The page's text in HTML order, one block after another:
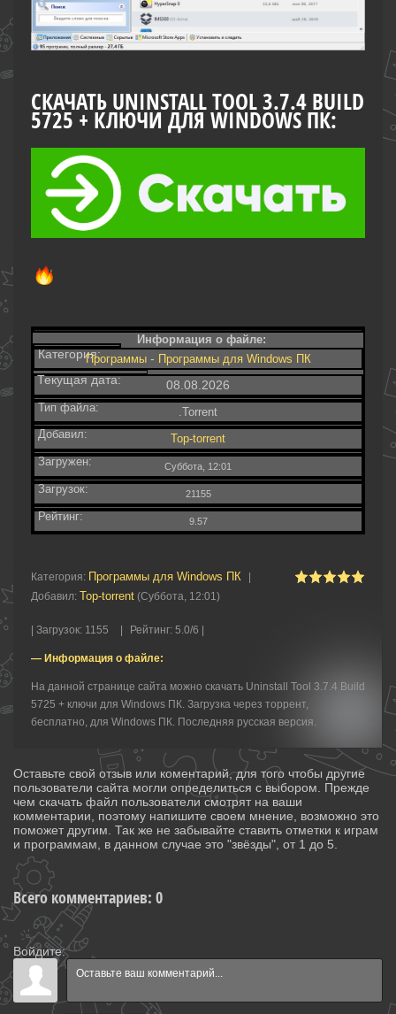
СКАЧАТЬ UNINSTALL TOOL 3.7.4 BUILD
5725 + КЛЮЧИ ДЛЯ WINDOWS ПК:
Информация о файле:
Категория:Программы- Программы для Windows ПК
Текущая дата: 08.08.2026
Тип файла:
.Torrent
Добавил:
Top-torrent
Загружен:
Суббота, 12:01
Загрузок: 21155
Рейтинг: 9.57
Категория: Программы для Windows ПК
Добавил: Top-torrent (Суббота, 12:01)
Загрузок: 1155 Рейтинг: 5.0/6 |
— Информация о файле:
На данной странице сайта можно скачать Uninstall Tool 3.7.4 Build
5725 + ключи для Windows ПК. Загрузка через торрент,
бесплатно, для Windows ПК. Последняя русская версия.
Оставьте свой отзыв или коментарий, для того чтобы другие
пользователи сайта могли определиться с выбором. Прежде
чем скачать файл пользователи смотрят на ваши
комментарии, поэтому напишите своем мнение, возможно это
поможет другим. Так же не забывайте ставить отметки к играм
и программам, в данном случае это "звёзды", от 1 до 5.
Всего комментариев: 0
Войдите: